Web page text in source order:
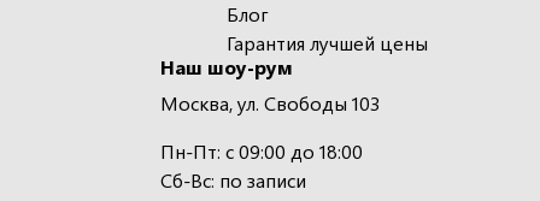
Блог
Гарантия лучшей цены
Наш шоу-рум
Москва, ул. Свободы 103
Пн-Пт: с 09:00 до 18:00
Сб-Вс: по записи